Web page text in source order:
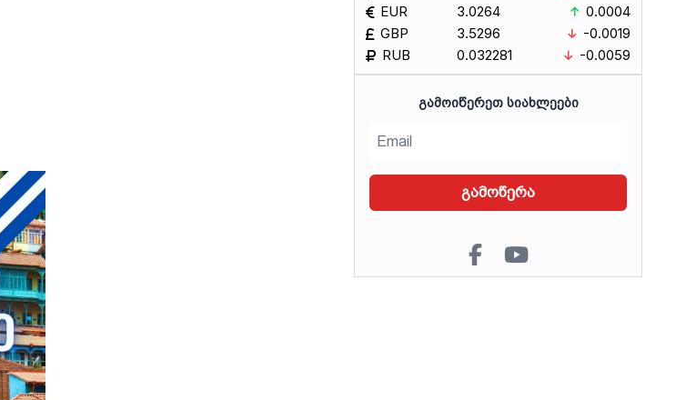
EUR
GBP
RUB
3.0264
3.5296
0.032281
0.0004
-0.0019
-0.0059
ᲒᲐᲛᲝᲘᲬᲔᲠᲔᲗ ᲡᲘᲐᲮᲚᲔᲔᲑᲘ
გამოწერა